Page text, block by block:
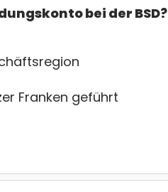
bei der BSD?
Franken geführt